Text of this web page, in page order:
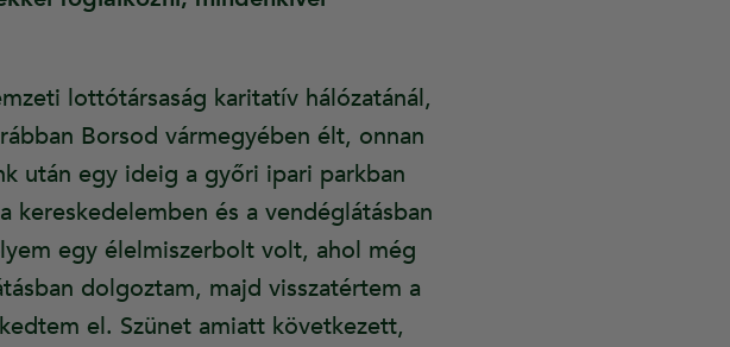
lottótársaság karitatív hálózatánál,
Borsod vármegyében élt, onnan
után egy ideig a győri ipari parkban
és a vendéglátásban
egy élelmiszerbolt volt, ahol még
dolgoztam, majd visszatértem a
el. Szünet amiatt következett,